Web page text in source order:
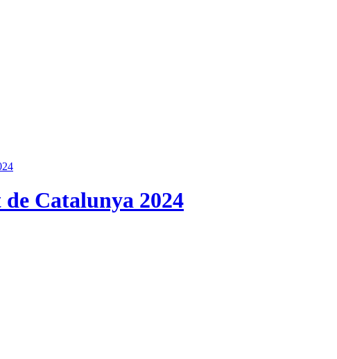
Catalunya 2024